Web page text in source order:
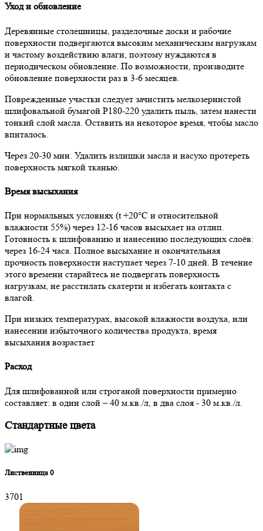
Уход и обновление
Деревянные столешницы, разделочные доски и рабочие
поверхности подвергаются высоким механическим нагрузкам
и частому воздействию влаги, поэтому нуждаются в
периодическом обновление. По возможности, производите
обновление поверхности раз в 3-6 месяцев.
Поврежденные участки следует зачистить мелкозернистой
шлифовальной бумагой Р180-220 удалить пыль, затем нанести
тонкий слой масла. Оставить на некоторое время, чтобы масло
впиталось.
Через 20-30 мин. Удалить излишки масла и насухо протереть
поверхность мягкой тканью.
Время высыхания
При нормальных условиях (t +20°С и относительной
влажности 55%) через 12-16 часов высыхает на отлип.
Готовность к шлифованию и нанесению последующих слоёв:
через 16-24 часа. Полное высыхание и окончательная
прочность поверхности наступает через 7-10 дней. В течение
этого времени старайтесь не подвергать поверхность
нагрузкам, не расстилать скатерти и избегать контакта с
влагой.
При низких температурах, высокой влажности воздуха, или
нанесении избыточного количества продукта, время
высыхания возрастает
Расход
Для шлифованной или строганой поверхности примерно
составляет: в один слой – 40 м.кв./л, в два слоя - 30 м.кв./л.
Стандартные цвета
Лиственница 0
3701